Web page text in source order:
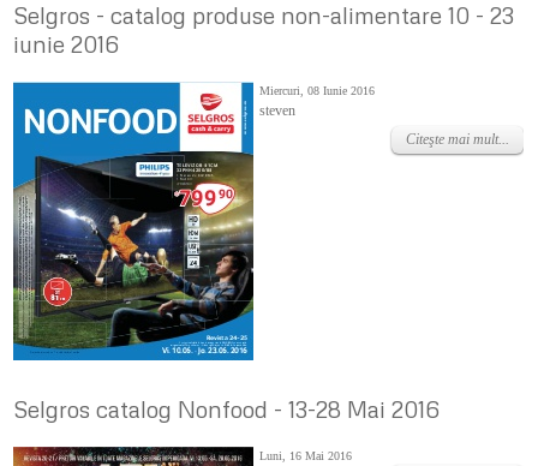
Selgros - catalog produse non-alimentare 10 - 23
iunie 2016
Miercuri, 08 Iunie 2016
steven
Citeşte mai mult...
Selgros catalog Nonfood - 13-28 Mai 2016
Luni, 16 Mai 2016